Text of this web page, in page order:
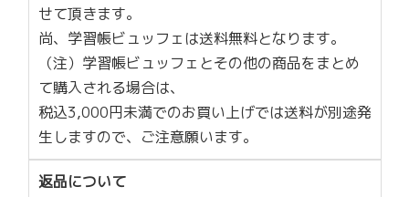
せて頂きます。
尚、学習帳ビュッフェは送料無料となります。
（注）学習帳ビュッフェとその他の商品をまとめ
て購入される場合は、
税込3,000円未満でのお買い上げでは送料が別途発
生しますので、ご注意願います。
返品について